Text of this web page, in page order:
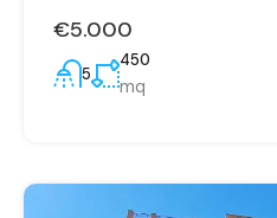
€5.000
5
450
mq